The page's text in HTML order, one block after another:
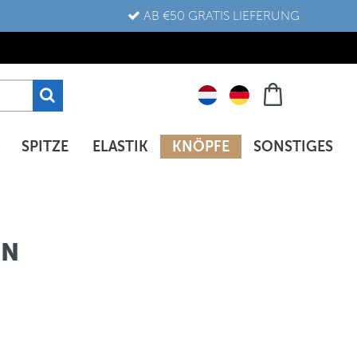
AB €50 GRATIS LIEFERUNG
SPITZE ELASTIK KNÖPFE SONSTIGES